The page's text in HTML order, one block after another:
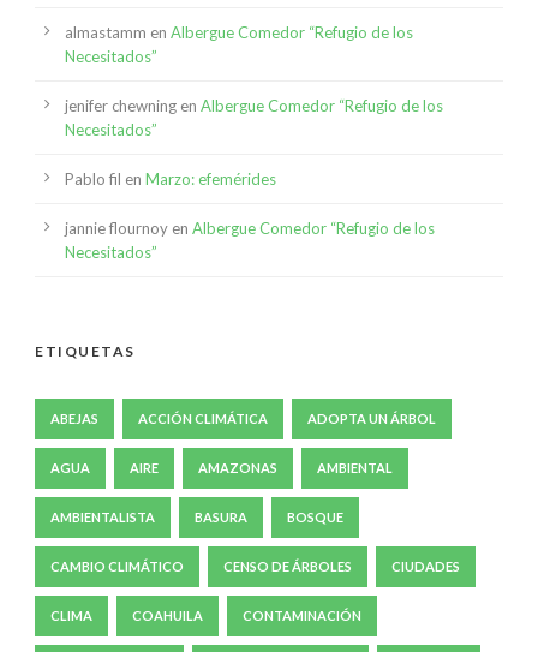
almastamm en Albergue Comedor “Refugio de los
Necesitados”
jenifer chewning en Albergue Comedor “Refugio de los
Necesitados”
Pablo fil en Marzo: efemérides
jannie flournoy en Albergue Comedor “Refugio de los
Necesitados”
ETIQUETAS
ABEJAS ACCIÓN CLIMÁTICA ADOPTA UN ÁRBOL
AGUA AIRE AMAZONAS AMBIENTAL
AMBIENTALISTA BASURA BOSQUE
CAMBIO CLIMÁTICO CENSO DE ÁRBOLES CIUDADES
CLIMA COAHUILA CONTAMINACIÓN